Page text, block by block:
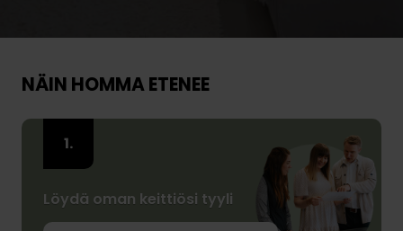
NÄIN HOMMA ETENEE
Löydä oman keittiösi tyyli